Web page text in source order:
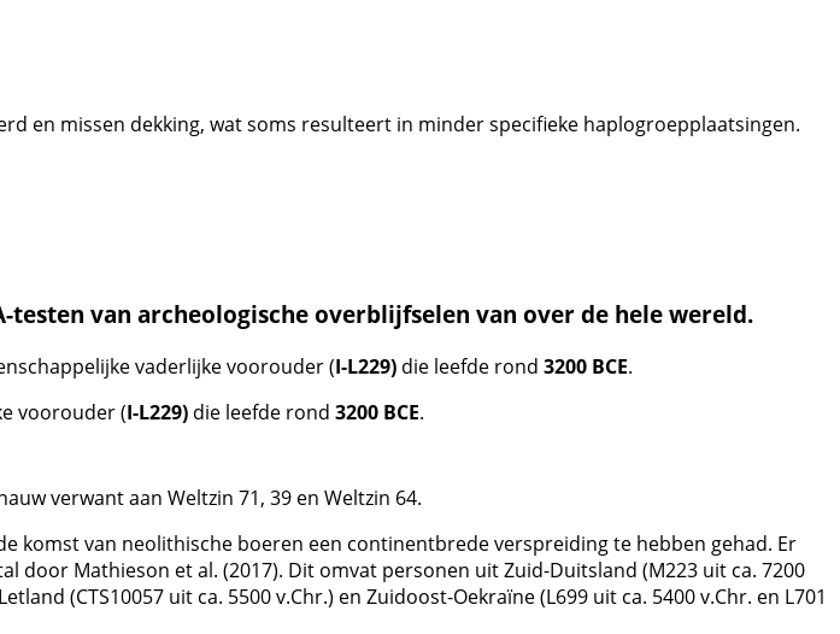
en missen dekking, wat soms resulteert in minder specifieke haplogroepplaatsingen.
testen van archeologische overblijfselen van over de hele wereld.
vaderlijke voorouder (I-L229) die leefde rond 3200 BCE.
voorouder (I-L229) die leefde rond 3200 BCE.
verwant aan Weltzin 71, 39 en Weltzin 64.
komst van neolithische boeren een continentbrede verspreiding te hebben gehad. Er
Mathieson et al. (2017). Dit omvat personen uit Zuid-Duitsland (M223 uit ca. 7200
(CTS10057 uit ca. 5500 v.Chr.) en Zuidoost-Oekraïne (L699 uit ca. 5400 v.Chr. en L701